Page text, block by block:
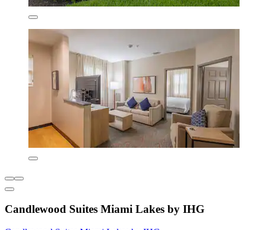
Candlewood Suites Miami Lakes by IHG